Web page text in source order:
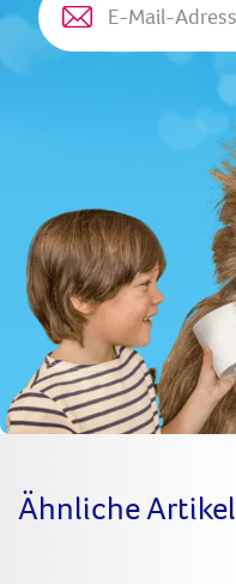
Ähnliche Artikel